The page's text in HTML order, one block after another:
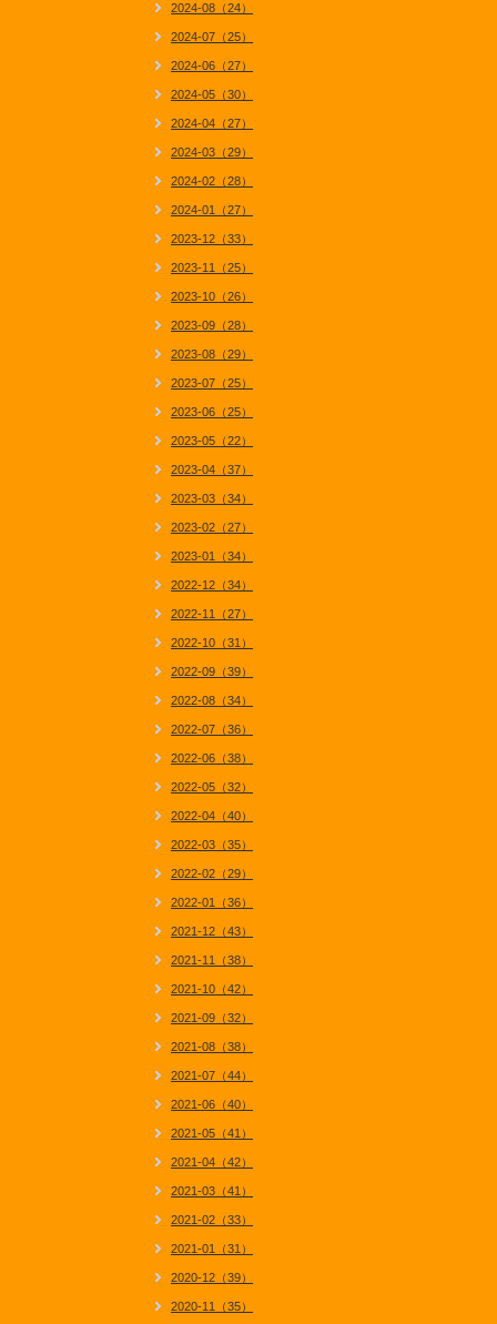
2024-08（24）
2024-07（25）
2024-06（27）
2024-05（30）
2024-04（27）
2024-03（29）
2024-02（28）
2024-01（27）
2023-12（33）
2023-11（25）
2023-10（26）
2023-09（28）
2023-08（29）
2023-07（25）
2023-06（25）
2023-05（22）
2023-04（37）
2023-03（34）
2023-02（27）
2023-01（34）
2022-12（34）
2022-11（27）
2022-10（31）
2022-09（39）
2022-08（34）
2022-07（36）
2022-06（38）
2022-05（32）
2022-04（40）
2022-03（35）
2022-02（29）
2022-01（36）
2021-12（43）
2021-11（38）
2021-10（42）
2021-09（32）
2021-08（38）
2021-07（44）
2021-06（40）
2021-05（41）
2021-04（42）
2021-03（41）
2021-02（33）
2021-01（31）
2020-12（39）
2020-11（35）